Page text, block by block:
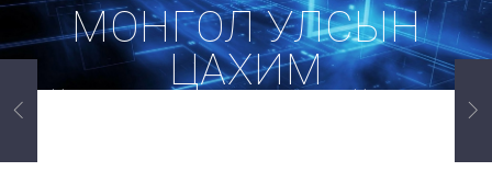
МОНГОЛ УЛСЫН
ЦАХИМ
ҮЙЛЧИЛГЭЭНИЙ ДЭД